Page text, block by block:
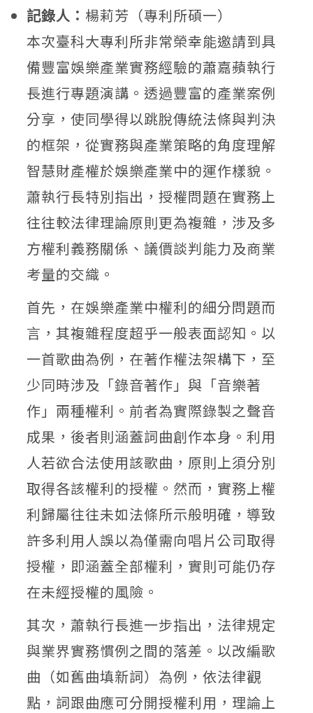
記錄人： 楊莉芳（專利所碩一）
本次臺科大專利所非常榮幸能邀請到具
備豐富娛樂產業實務經驗的蕭嘉蘋執行
長進行專題演講。透過豐富的產業案例
分享，使同學得以跳脫傳統法條與判決
的框架，從實務與產業策略的角度理解
智慧財產權於娛樂產業中的運作樣貌。
蕭執行長特別指出，授權問題在實務上
往往較法律理論原則更為複雜，涉及多
方權利義務關係、議價談判能力及商業
考量的交織。
首先，在娛樂產業中權利的細分問題而
言，其複雜程度超乎一般表面認知。以
一首歌曲為例，在著作權法架構下，至
少同時涉及「錄音著作」與「音樂著
作」兩種權利。前者為實際錄製之聲音
成果，後者則涵蓋詞曲創作本身。利用
人若欲合法使用該歌曲，原則上須分別
取得各該權利的授權。然而，實務上權
利歸屬往往未如法條所示般明確，導致
許多利用人誤以為僅需向唱片公司取得
授權，即涵蓋全部權利，實則可能仍存
在未經授權的風險。
其次，蕭執行長進一步指出，法律規定
與業界實務慣例之間的落差。以改編歌
曲（如舊曲填新詞）為例，依法律觀
點，詞跟曲應可分開授權利用，理論上